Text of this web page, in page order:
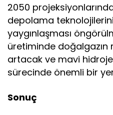
2050
depolama
yaygınlaşması
üretiminde doğalgazın
artacak ve mavi
sürecinde önemli bir
Sonuç